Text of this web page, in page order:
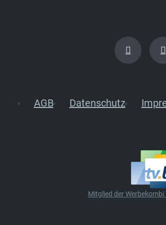
AGB Datenschutz
Mitglied der